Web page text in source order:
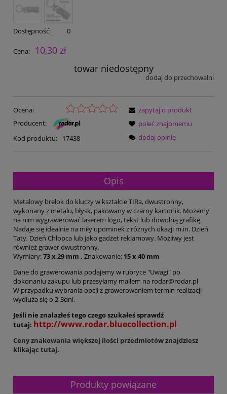
Dostępność: 0
Cena:
10,30 zł
towar niedostępny
dodaj do przechowalni
Ocena:
Producent:
Kod produktu:
17438
zapytaj o produkt
poleć znajomemu
dodaj opinię
Opis
Metalowy brelok do kluczy w kształcie TIRa, dwustronny,
wykonany z metalu, błysk, pakowany w czarny kartonik. Możemy
na nim wygrawerować laserem logo, tekst lub dowolną grafikę.
Nadaje się idealnie na miły upominek z różnych okazji m.in. Dzień
Taty, Dzień Chłopca lub jako gadżet reklamowy. Możliwy jest
również grawer dwustronny.
Wymiary:73 x 29 mm . Znakowanie: 15 x 40 mm
Dane do grawerowania podajemy w rubryce "Uwagi" po
dokonaniu zakupu lub przesyłamy mailem na rodar@rodar.pl
W przypadku wybrania opcji z grawerowaniem termin realizacji
wydłuża się o 2-3dni.
Jeśli nie znalazłeś tego czego szukałeś sprawdź
tutaj: http://www.rodar.bluecollection.pl
Ceny znakowania większej ilości przedmiotów znajdziesz
klikając tutaj.
Produkty powiązane